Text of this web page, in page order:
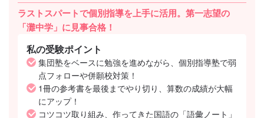
ラストスパートで個別指導を上手に活用。第一志望の
「灘中学」に見事合格！
私の受験ポイント
集団塾をベースに勉強を進めながら、個別指導塾で弱
点フォローや併願校対策！
1冊の参考書を最後までやり切り、算数の成績が大幅
にアップ！
コツコツ取り組み、作ってきた国語の「語彙ノート」